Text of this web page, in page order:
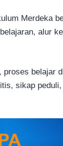
Merdeka
alur
belajar
sikap